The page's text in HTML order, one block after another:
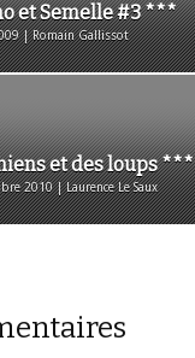
et Semelle #3 ***
| Romain Gallissot
et des loups ***
2010 | Laurence Le Saux